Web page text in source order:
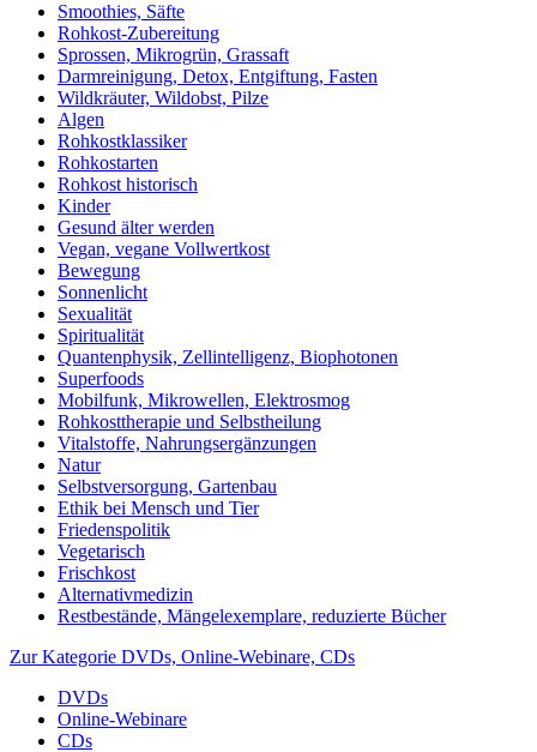
Smoothies, Säfte
Rohkost-Zubereitung
Sprossen, Mikrogrün, Grassaft
Darmreinigung, Detox, Entgiftung, Fasten
Wildkräuter, Wildobst, Pilze
Algen
Rohkostklassiker
Rohkostarten
Rohkost historisch
Kinder
Gesund älter werden
Vegan, vegane Vollwertkost
Bewegung
Sonnenlicht
Sexualität
Spiritualität
Quantenphysik, Zellintelligenz, Biophotonen
Superfoods
Mobilfunk, Mikrowellen, Elektrosmog
Rohkosttherapie und Selbstheilung
Vitalstoffe, Nahrungsergänzungen
Natur
Selbstversorgung, Gartenbau
Ethik bei Mensch und Tier
Friedenspolitik
Vegetarisch
Frischkost
Alternativmedizin
Restbestände, Mängelexemplare, reduzierte Bücher
Zur Kategorie DVDs, Online-Webinare, CDs
DVDs
Online-Webinare
CDs